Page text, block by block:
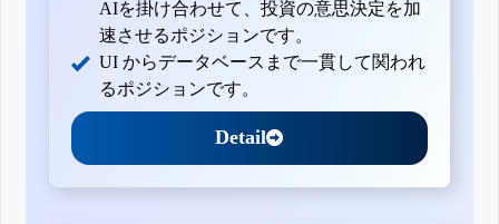
AIを掛け合わせて、投資の意思決定を加
速させるポジションです。
UI からデータベースまで一貫して関われ
るポジションです。
Detail